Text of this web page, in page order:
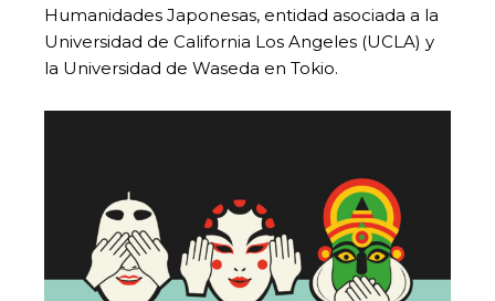
Humanidades Japonesas, entidad asociada a la
Universidad de California Los Angeles (UCLA) y
la Universidad de Waseda en Tokio.